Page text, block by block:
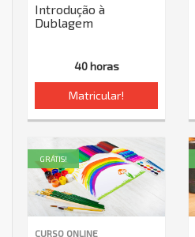
Introdução à
Dublagem
40 horas
Matricular!
CURSO ONLINE
GRÁTIS!